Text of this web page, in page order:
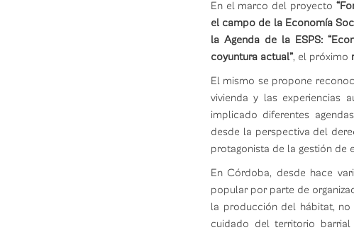
En el marco del proyecto
el campo de la Economía
la Agenda de la ESPS:
coyuntura actual”, el próximo
El mismo se propone
vivienda y las experiencias
implicado diferentes
desde la perspectiva del
protagonista de la gestión de
En Córdoba, desde hace
popular por parte de
la producción del hábitat, no
cuidado del territorio